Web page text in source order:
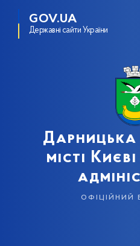
GOV.UA
Державні сайти України
Дарницька
місті
офіційний